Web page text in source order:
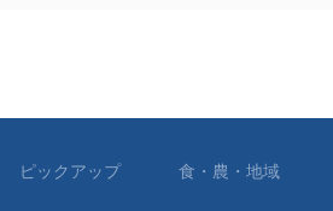
ピックアップ 食・農・地域